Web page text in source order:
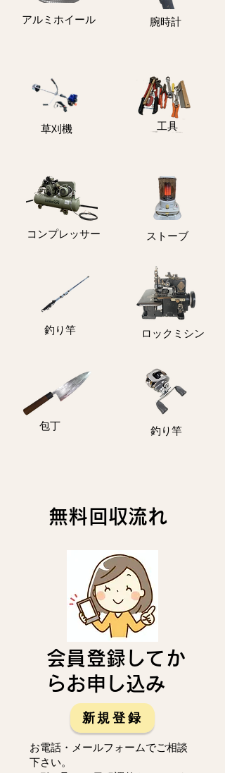
アルミホイール ​腕時計
​草刈機 ​工具
コンプレッサー ストーブ
釣り竿 ロックミシン
包丁 釣り竿
無料回収流れ
会員登録してか
らお申し込み
新規登録
お電話・メールフォームでご相談
下さい。